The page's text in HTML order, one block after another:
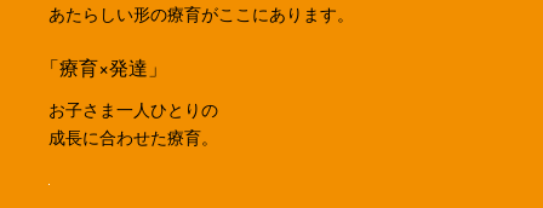
あたらしい形の療育がここにあります。
「療育×発達」
お子さま一人ひとりの
成長に合わせた療育。